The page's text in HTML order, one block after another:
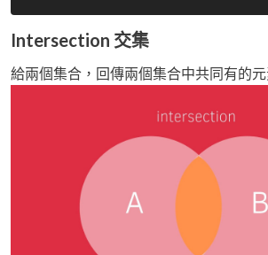
Intersection 交集
給兩個集合，回傳兩個集合中共同有的